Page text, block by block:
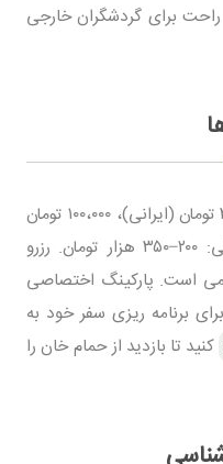
راحت برای گردشگران خارجی
بلیط ورودی برای بازدید صرف: ۳۰،۰۰۰ تومان (ایرانی)، ۱۰۰،۰۰۰ تومان
(خارجی). میانگین هزینه غذای اصلی: ۲۰۰–۳۵۰ هزار تومان. رزرو
های بالای ۱۰ نفر الزامی است. پارکینگ اختصاصی
برنامه ریزی سفر خود به
کنید تا بازدید از حمام خان را